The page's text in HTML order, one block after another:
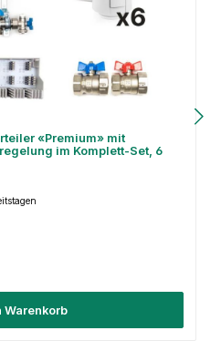
«Premium» mit
im Komplett-Set, 6
Warenkorb